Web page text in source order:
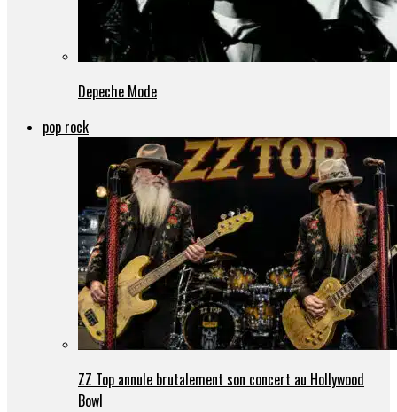
Depeche Mode
pop rock
ZZ Top annule brutalement son concert au Hollywood
Bowl